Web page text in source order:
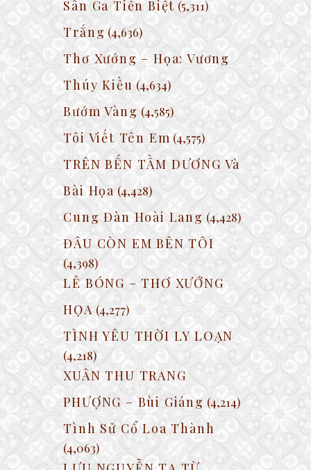
Sân Ga Tiễn Biệt (5,311)
Trắng (4,636)
Thơ Xướng – Họa: Vương
Thúy Kiều (4,634)
Bướm Vàng (4,585)
Tôi Viết Tên Em (4,575)
TRÊN BẾN TẦM DƯƠNG Và
Bài Họa (4,428)
Cung Đàn Hoài Lang (4,428)
ĐÂU CÒN EM BÊN TÔI
(4,398)
LẺ BÓNG – THƠ XƯỚNG
HỌA (4,277)
TÌNH YÊU THỜI LY LOẠN
(4,218)
XUÂN THU TRANG
PHƯỢNG – Bùi Giáng (4,214)
Tình Sử Cổ Loa Thành
(4,063)